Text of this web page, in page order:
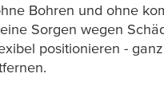
Bohren und ohne
Sorgen wegen
positionieren -